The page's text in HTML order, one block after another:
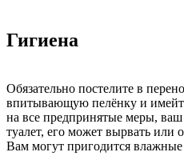
Гигиена
Обязательно постелите в
впитывающую пелёнку и
на все предпринятые меры,
туалет, его может вырвать или
Вам могут пригодится влажные